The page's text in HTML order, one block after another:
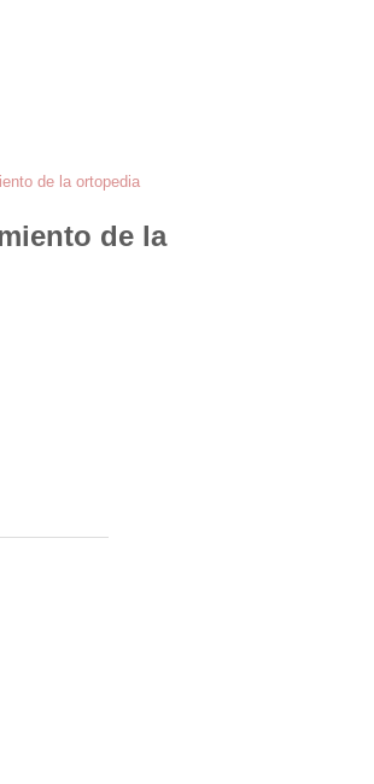
de la ortopedia
de la